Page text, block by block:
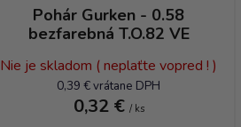
Pohár Gurken - 0.58
bezfarebná T.O.82 VE
Nie je skladom ( neplaťte vopred ! )
0,39 € vrátane DPH
0,32 € / ks